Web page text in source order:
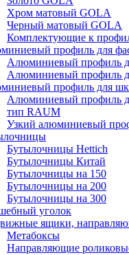
Хром матовый GOLA
Черный матовый GOLA
Комплектующие к
профиль для
Алюминиевый профиль
Алюминиевый профиль
профиль для
Алюминиевый профиль
тип RAUM
Узкий алюминиевый
Бутылочницы Hettich
Бутылочницы Китай
Бутылочницы на 150
Бутылочницы на 200
Бутылочницы на 300
уголок
ящики,
Метабоксы
Направляющие